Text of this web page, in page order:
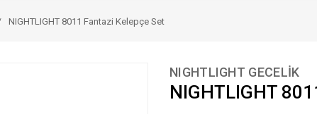
NIGHTLIGHT 8011 Fantazi Kelepçe Set
NIGHTLIGHT GECELİK
NIGHTLIGHT